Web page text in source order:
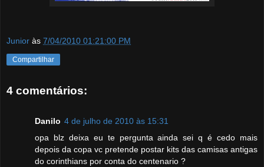
Junior às 7/04/2010 01:21:00 PM
Compartilhar
4 comentários:
Danilo 4 de julho de 2010 às 15:31
opa blz deixa eu te pergunta ainda sei q é cedo mais
depois da copa vc pretende postar kits das camisas antigas
do corinthians por conta do centenario ?